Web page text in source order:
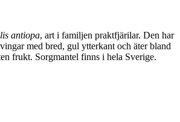
antiopa, art i familjen praktfjärilar. Den har
med bred, gul ytterkant och äter bland
frukt. Sorgmantel finns i hela Sverige.